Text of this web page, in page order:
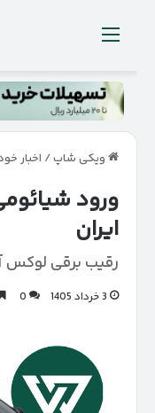
منو
ویکی شاپ/ اخبار
ایران
رقیب برقی لوکس آواتار 11 با عرضه
3 خرداد 1405 0